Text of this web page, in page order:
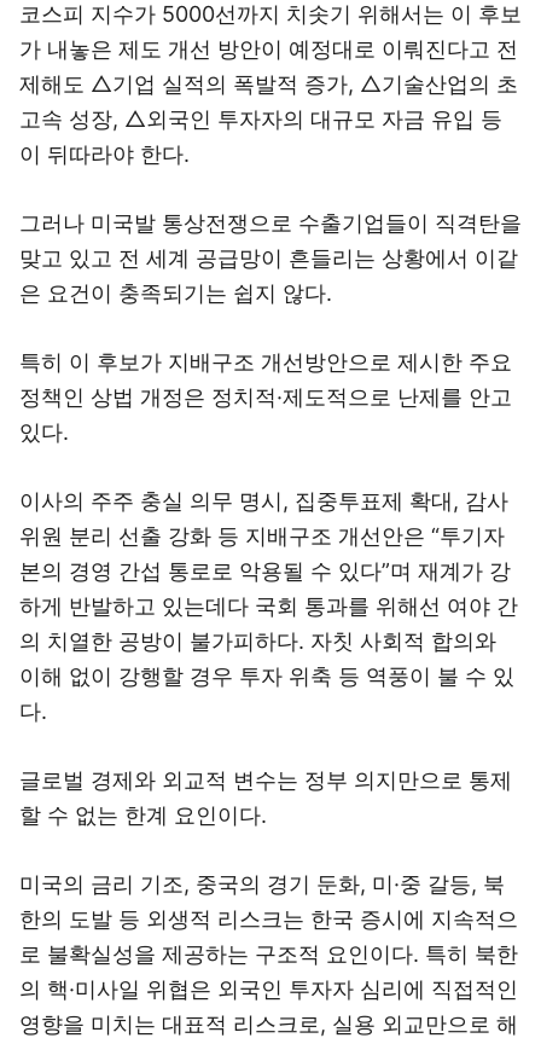
코스피 지수가 5000선까지 치솟기 위해서는 이 후보
가 내놓은 제도 개선 방안이 예정대로 이뤄진다고 전
제해도 △기업 실적의 폭발적 증가, △기술산업의 초
고속 성장, △외국인 투자자의 대규모 자금 유입 등
이 뒤따라야 한다.
그러나 미국발 통상전쟁으로 수출기업들이 직격탄을
맞고 있고 전 세계 공급망이 흔들리는 상황에서 이같
은 요건이 충족되기는 쉽지 않다.
특히 이 후보가 지배구조 개선방안으로 제시한 주요
정책인 상법 개정은 정치적·제도적으로 난제를 안고
있다.
이사의 주주 충실 의무 명시, 집중투표제 확대, 감사
위원 분리 선출 강화 등 지배구조 개선안은 “투기자
본의 경영 간섭 통로로 악용될 수 있다”며 재계가 강
하게 반발하고 있는데다 국회 통과를 위해선 여야 간
의 치열한 공방이 불가피하다. 자칫 사회적 합의와
이해 없이 강행할 경우 투자 위축 등 역풍이 불 수 있
다.
글로벌 경제와 외교적 변수는 정부 의지만으로 통제
할 수 없는 한계 요인이다.
미국의 금리 기조, 중국의 경기 둔화, 미·중 갈등, 북
한의 도발 등 외생적 리스크는 한국 증시에 지속적으
로 불확실성을 제공하는 구조적 요인이다. 특히 북한
의 핵·미사일 위협은 외국인 투자자 심리에 직접적인
영향을 미치는 대표적 리스크로, 실용 외교만으로 해